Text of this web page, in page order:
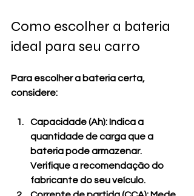
Como escolher a bateria
ideal para seu carro
Para escolher a bateria certa,
considere:
Capacidade (Ah): Indica a
quantidade de carga que a
bateria pode armazenar.
Verifique a recomendação do
fabricante do seu veículo.